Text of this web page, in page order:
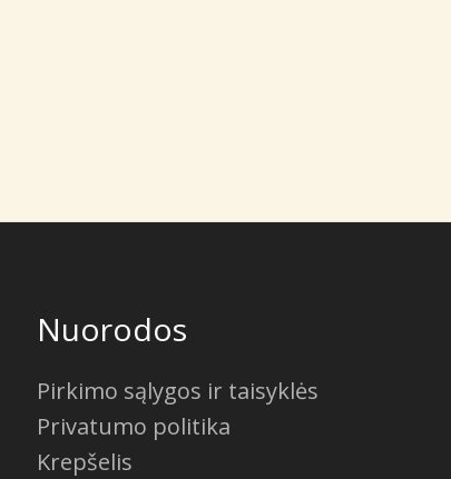
Nuorodos
Pirkimo sąlygos ir taisyklės
Privatumo politika
Krepšelis